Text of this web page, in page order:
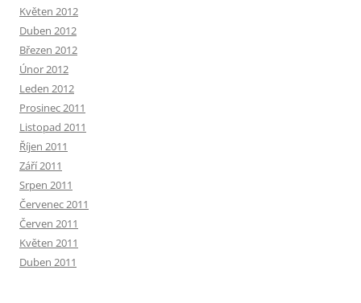
Květen 2012
Duben 2012
Březen 2012
Únor 2012
Leden 2012
Prosinec 2011
Listopad 2011
Říjen 2011
Září 2011
Srpen 2011
Červenec 2011
Červen 2011
Květen 2011
Duben 2011